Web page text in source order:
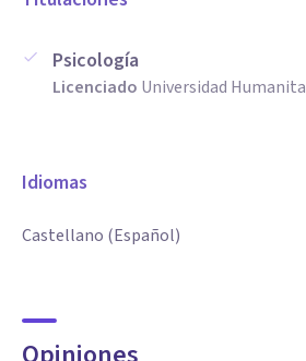
Psicología
Licenciado Universidad
Idiomas
Castellano (Español)